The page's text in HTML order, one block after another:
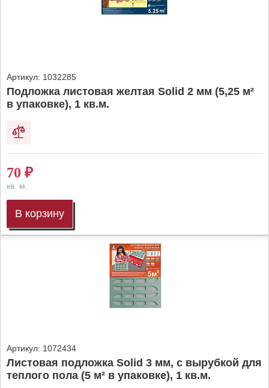
Артикул: 1032285
Подложка листовая желтая Solid 2 мм (5,25 м²
в упаковке), 1 кв.м.
70 ₽
кв. м.
В корзину
Артикул: 1072434
Листовая подложка Solid 3 мм, с вырубкой для
теплого пола (5 м² в упаковке), 1 кв.м.